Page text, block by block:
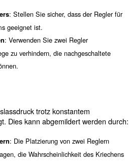
und
kann es bei
Leistung beeinträchtigen.
deren Lösung: